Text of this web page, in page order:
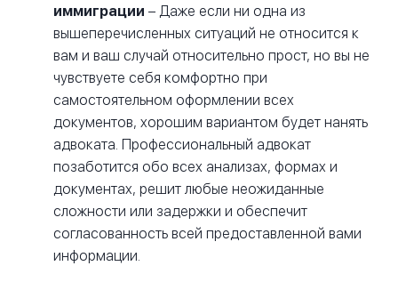
иммиграции – Даже если ни одна из
вышеперечисленных ситуаций не относится к
вам и ваш случай относительно прост, но вы не
чувствуете себя комфортно при
самостоятельном оформлении всех
документов, хорошим вариантом будет нанять
адвоката. Профессиональный адвокат
позаботится обо всех анализах, формах и
документах, решит любые неожиданные
сложности или задержки и обеспечит
согласованность всей предоставленной вами
информации.